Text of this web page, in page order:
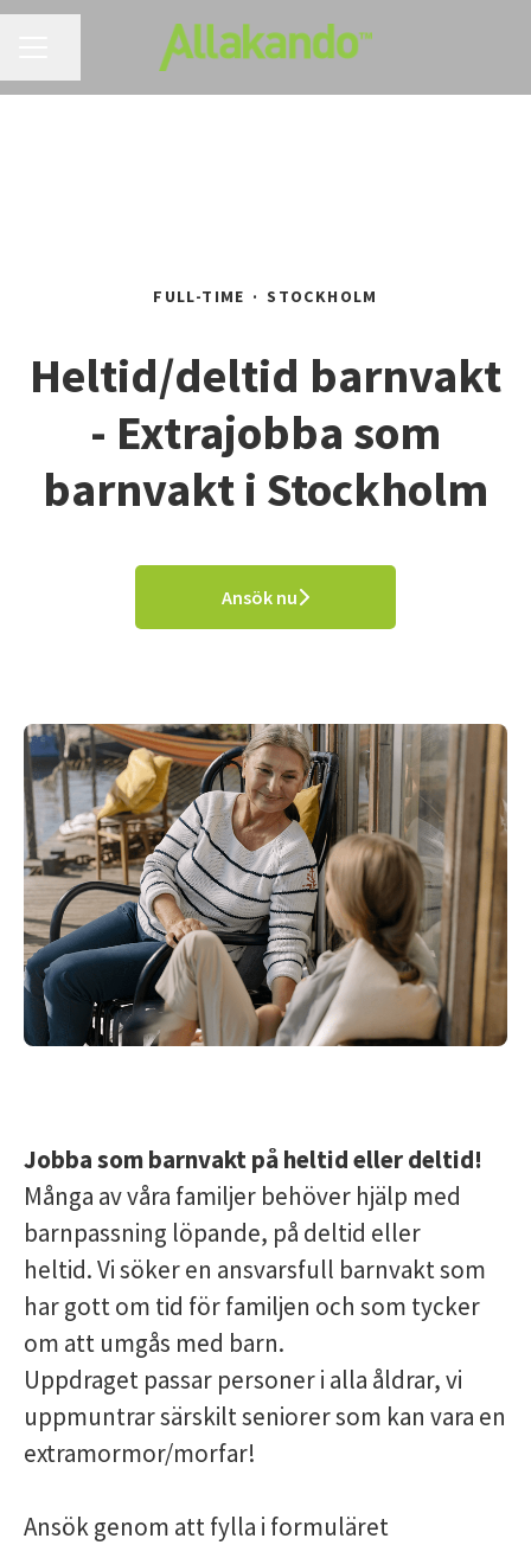
FULL-TIME · STOCKHOLM
Heltid/deltid barnvakt
- Extrajobba som
barnvakt i Stockholm
Ansök nu
Jobba som barnvakt på heltid eller deltid!
Många av våra familjer behöver hjälp med
barnpassning löpande, på deltid eller
heltid. Vi söker en ansvarsfull barnvakt som
har gott om tid för familjen och som tycker
om att umgås med barn.
Uppdraget passar personer i alla åldrar, vi
uppmuntrar särskilt seniorer som kan vara en
extramormor/morfar!
Ansök genom att fylla i formuläret